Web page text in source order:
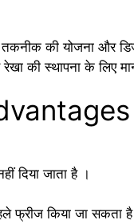
की योजना और
की स्थापना के लिए
दिया जाता है ।
फ्रीज किया जा सकता